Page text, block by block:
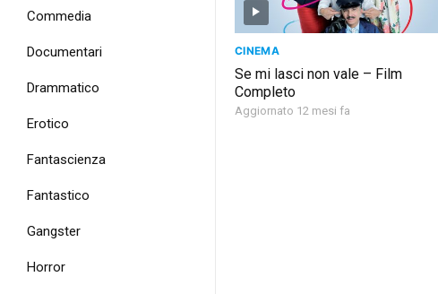
Commedia
Documentari
Drammatico
Erotico
Fantascienza
Fantastico
Gangster
Horror
CINEMA
Se mi lasci non vale – Film
Completo
Aggiornato 12 mesi fa